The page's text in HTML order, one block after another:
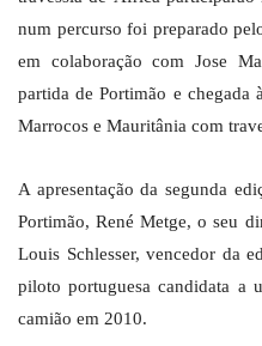
num percurso foi preparado
em colaboração com Jose
partida de Portimão e chegada
Marrocos e Mauritânia com
A apresentação da segunda
Portimão, René Metge, o seu
Louis Schlesser, vencedor da
piloto portuguesa candidata a
camião em 2010.